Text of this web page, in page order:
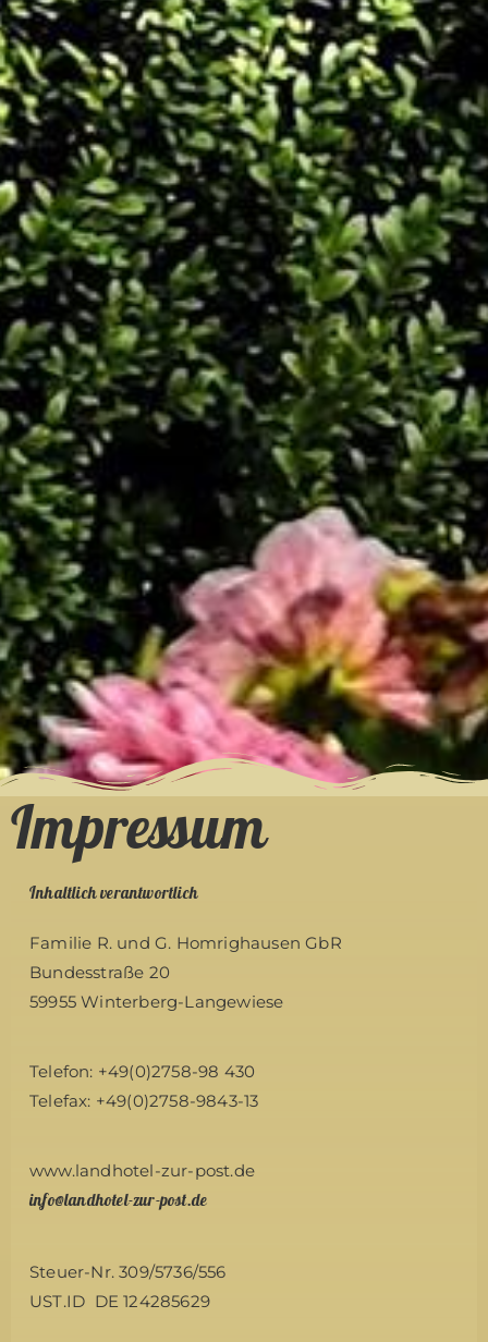
Impressum
Inhaltlich verantwortlich
Familie R. und G. Homrighausen GbR
Bundesstraße 20
59955 Winterberg-Langewiese
Telefon: +49(0)2758-98 430
Telefax: +49(0)2758-9843-13
www.landhotel-zur-post.de
info@landhotel-zur-post.de
Steuer-Nr. 309/5736/556
UST.ID DE 124285629